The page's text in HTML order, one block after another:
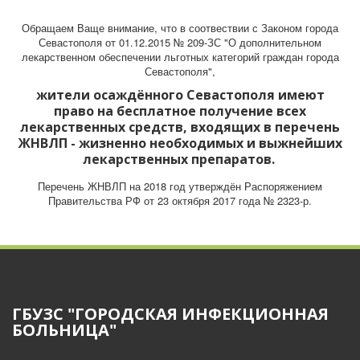
Обращаем Ваще внимание, что в соотвествии с Законом города
Севастополя от 01.12.2015 № 209-ЗС "О дополнительном
лекарственном обеспечении льготных категорий граждан города
Севастополя",
жители осаждённого Севастополя имеют
право на бесплатное получение всех
лекарственных средств, входящих в перечень
ЖНВЛП - жизненно необходимых и выжнейших
лекарственных препаратов.
Перечень ЖНВЛП на 2018 год утверждён Распоряжением
Правительства РФ от 23 октября 2017 года № 2323-р.
ГБУЗС "ГОРОДСКАЯ ИНФЕКЦИОННАЯ
БОЛЬНИЦА"